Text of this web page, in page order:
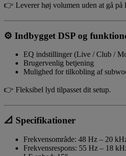
👉 Leverer høj volumen uden at gå på
⚙️ Indbygget DSP og
EQ indstillinger (Live / Club /
Brugervenlig betjening
Mulighed for tilkobling af
👉 Fleksibel lyd tilpasset dit setup.
📐 Specifikationer
Frekvensområde: 48 Hz – 20
Frekvensrespons: 55 Hz – 18